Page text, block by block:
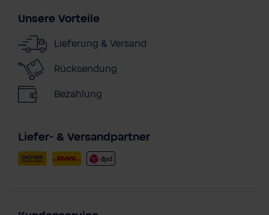
Unsere Vorteile
Lieferung & Versand
Rücksendung
Bezahlung
Liefer- & Versandpartner